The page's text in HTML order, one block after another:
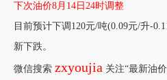
下次油价8月14日24时调整
目前预计下调120元/吨(0.09元/升-
新下跌。
微信搜索 zxyoujia 关注“最新油